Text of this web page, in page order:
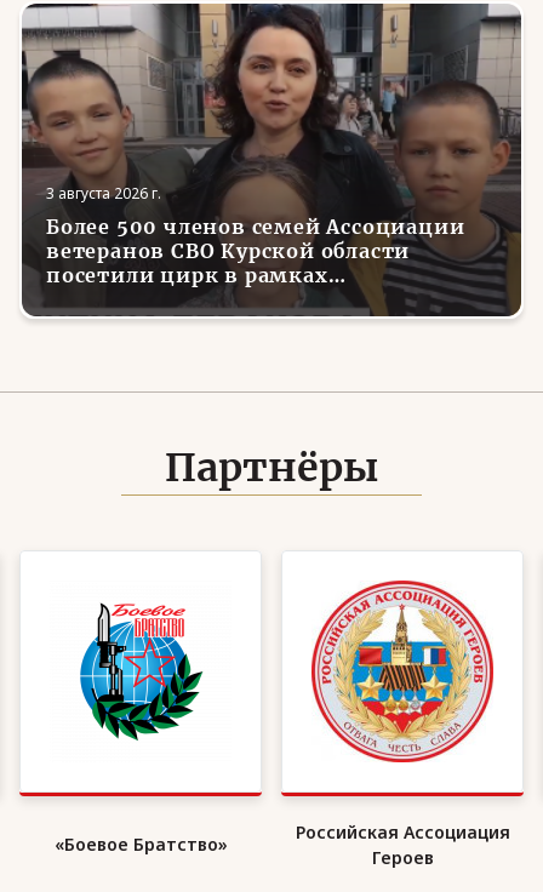
3 августа 2026 г.
Более 500 членов семей Ассоциации
ветеранов СВО Курской области
посетили цирк в рамках
всероссийской акции
Партнёры
«Боевое Братство»
Российская Ассоциация
Героев